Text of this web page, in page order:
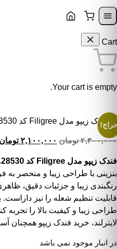
Skip to navigation
Cart
Your cart is empty.
فندک زیپو مدل Filigree کد 28530
۲,۳۰۰,۰۰۰ تومان قیمت اصلی: ۲,۳۰۰,۰۰۰ تومان بود.
۲,۱۰۰,۰۰۰ تومان
فندک زیپو مدل Filigree کد 28530
بنزینی با طراحی زیبا و منحصر به
رنگبندی زیبا و جزئیات دقیق،
قابلیت تنظیم شعله را نیز داراست.
طراحی زیبا و کیفیت بالا را تجربه
لایترلند، خرید فندک زیپو
در انبار موجود نمی باشد